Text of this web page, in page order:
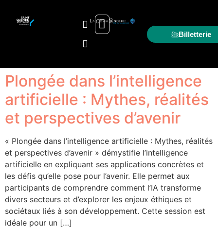
Billetterie
Plongée dans l’intelligence
artificielle : Mythes, réalités
et perspectives d’avenir
« Plongée dans l’intelligence artificielle : Mythes, réalités
et perspectives d’avenir » démystifie l’intelligence
artificielle en expliquant ses applications concrètes et
les défis qu’elle pose pour l’avenir. Elle permet aux
participants de comprendre comment l’IA transforme
divers secteurs et d’explorer les enjeux éthiques et
sociétaux liés à son développement. Cette session est
idéale pour un […]